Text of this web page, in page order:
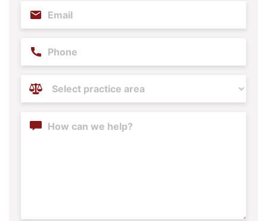
Email
Phone
Practice
Areas
Content